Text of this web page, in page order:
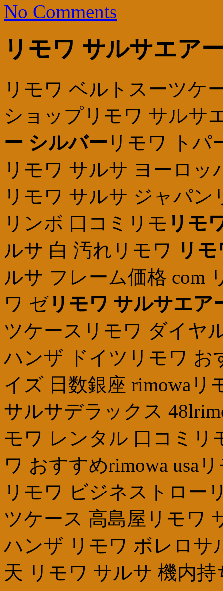
No Comments
リモワ サルサエア
リモワ ベルトスーツケ
ショップリモワ サルサ
ー シルバー リモワ トパ
リモワ サルサ ヨーロッ
リモワ サルサ ジャパ
リンボ 口コミリモ リモ
ルサ 白 汚れリモワ
リ
ルサ フレーム価格 com
ワ ゼ リモワ サルサエア
ツケースリモワ ダイヤ
ハンザ ドイツリモワ お
イズ 日数銀座 rimowa
サルサデラックス
モワ レンタル 口コミリ
ワ おすすめrimowa usa
リモワ ビジネストロー
ツケース 高島屋リモワ
ハンザ リモワ ボレロサ
天 リモワ サルサ 機内